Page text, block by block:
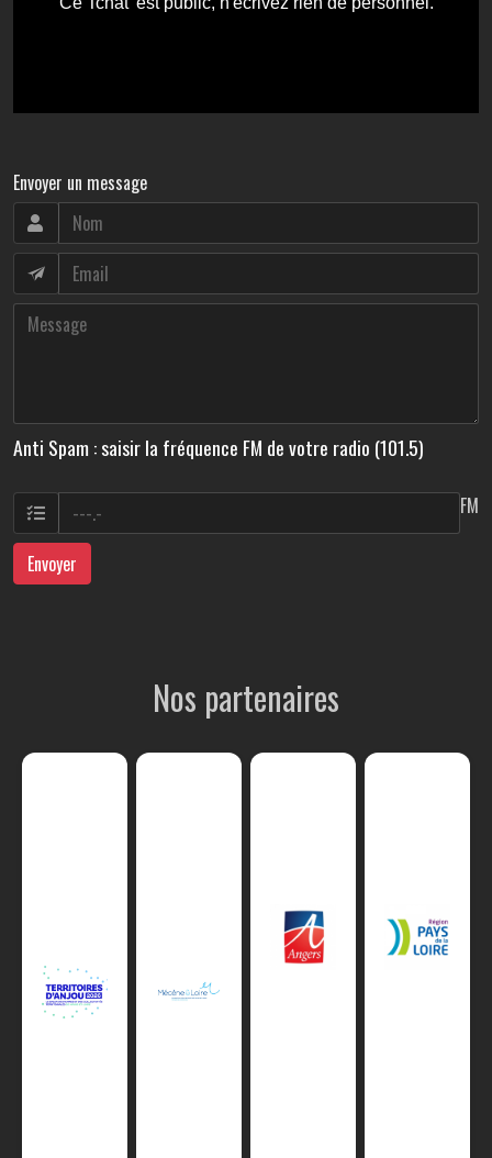
Envoyer un message
Anti Spam : saisir la fréquence FM de votre radio (101.5)
FM
Envoyer
Nos partenaires